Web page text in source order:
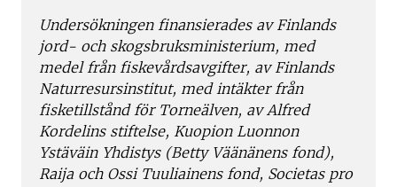
Undersökningen finansierades av Finlands
jord- och skogsbruksministerium, med
medel från fiskevårdsavgifter, av Finlands
Naturresursinstitut, med intäkter från
fisketillstånd för Torneälven, av Alfred
Kordelins stiftelse, Kuopion Luonnon
Ystäväin Yhdistys (Betty Väänänens fond),
Raija och Ossi Tuuliainens fond, Societas pro